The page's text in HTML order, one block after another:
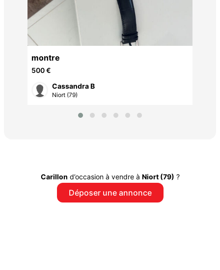
montre
500 €
Cassandra B
Niort (79)
Carillon d’occasion à vendre à Niort (79) ?
Déposer une annonce